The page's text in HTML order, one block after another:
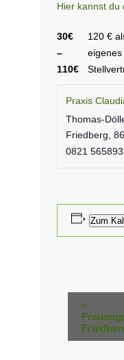
Hier kannst du
30€
–
110€
120 €
Praxis
Thomas-
Friedberg,
0821 565893
Zum
«